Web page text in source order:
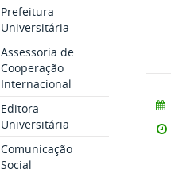
Prefeitura
Universitária
Assessoria de
Cooperação
Internacional
Editora
Universitária
Comunicação
Social